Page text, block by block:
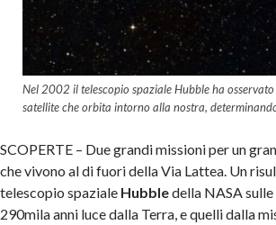
Nel 2002 il telescopio spaziale Hubble ha
satellite che orbita intorno alla nostra,
SCOPERTE – Due grandi missioni per un
che vivono al di fuori della Via Lattea. Un
telescopio spaziale Hubbledella NASA
290mila anni luce dalla Terra, e quelli dalla